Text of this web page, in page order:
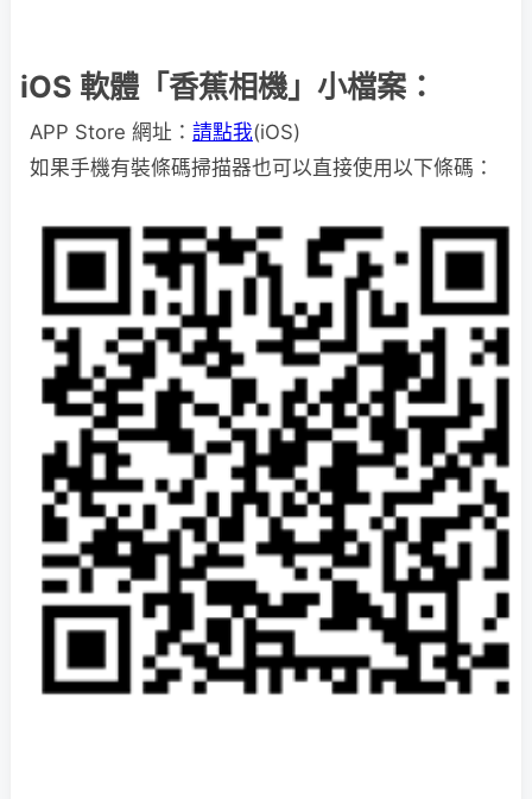
iOS 軟體「香蕉相機」小檔案：
APP Store 網址： 請點我(iOS)
如果手機有裝條碼掃描器也可以直接使用以下條碼：